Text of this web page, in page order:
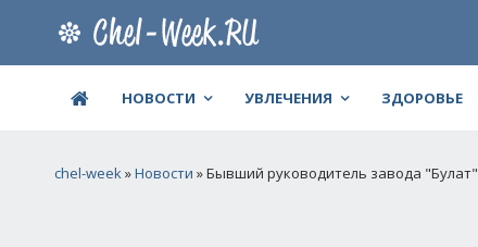
НОВОСТИ УВЛЕЧЕНИЯ ЗДОРОВЬЕ
chel-week»Новости » Бывший руководитель завода